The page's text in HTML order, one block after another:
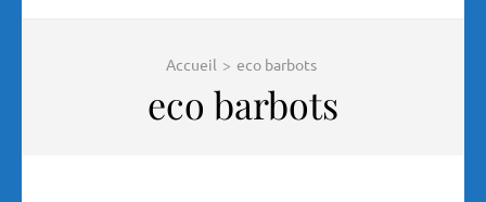
Accueil > eco barbots
eco barbots